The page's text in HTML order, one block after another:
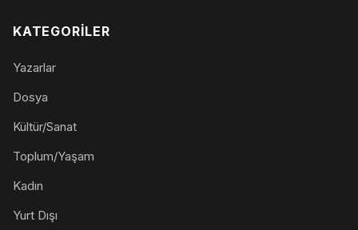
KATEGORILER
Yazarlar
Dosya
Kültür/Sanat
Toplum/Yaşam
Kadın
Yurt Dışı